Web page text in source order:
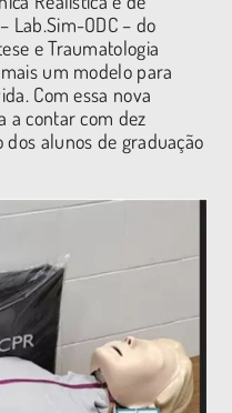
Lab.Sim-ODC – do
e Traumatologia
um modelo para
Com essa nova
a contar com dez
alunos de graduação